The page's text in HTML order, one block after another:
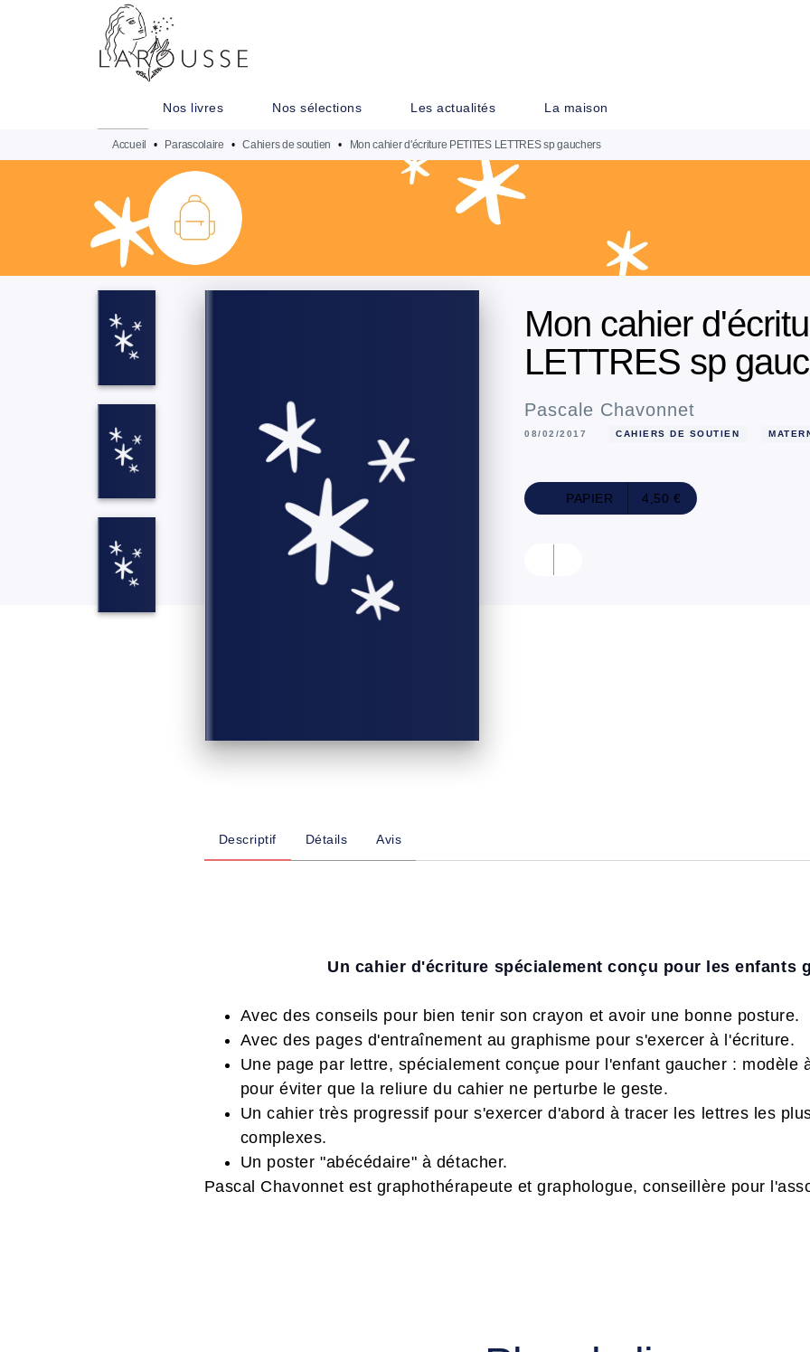
MENU
Nos livres Nos sélections Les actualités La maison
Accueil • Parascolaire • Cahiers de soutien • Mon cahier d'écriture PETITES LETTRES sp gauchers
Mon cahier
LETTRES sp
Pascale Chavonnet
08/02/2017 CAHIERS DE SOUTIEN
PAPIER 4,50 €
Descriptif Détails Avis
Un cahier d'écriture spécialement conçu pour les enfants
Avec des conseils pour bien tenir son crayon et avoir une bonne posture.
Avec des pages d'entraînement au graphisme pour s'exercer à l'écriture.
Une page par lettre, spécialement conçue pour l'enfant gaucher : modèle
pour éviter que la reliure du cahier ne perturbe le geste.
Un cahier très progressif pour s'exercer d'abord à tracer les lettres les
complexes.
Un poster "abécédaire" à détacher.
Pascal Chavonnet est graphothérapeute et graphologue, conseillère pour